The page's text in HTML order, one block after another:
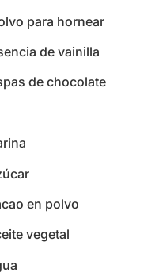
para hornear
de vainilla
de chocolate
en polvo
vegetal